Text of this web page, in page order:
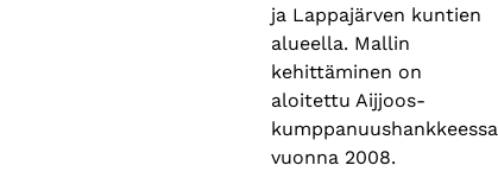
ja Lappajärven kuntien
alueella. Mallin
kehittäminen on
aloitettu Aijjoos-
kumppanuushankkeessa
vuonna 2008.